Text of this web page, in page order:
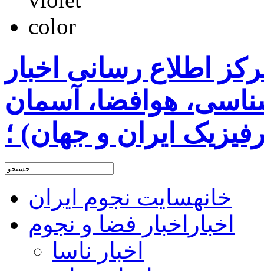
اطلاع رسانی اخبار
هوافضا، آسمان
ایران و جهان) ؛
خانهسایت نجوم ایران
اخبار اخبار فضا و نجوم
اخبار ناسا